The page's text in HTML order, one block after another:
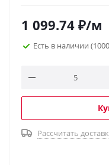
1 099.74 ₽/м
Есть в наличии
Рассчитать